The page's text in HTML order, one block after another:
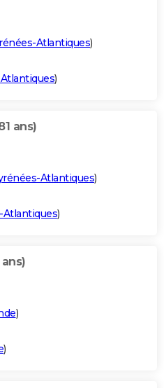
Atlantiques)
)
ans)
Atlantiques)
Atlantiques)
ans)
)
)